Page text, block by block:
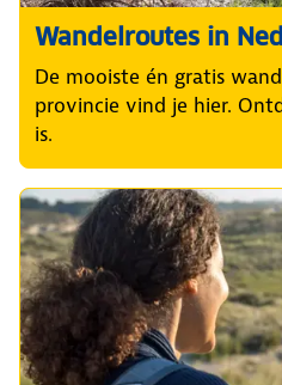
Wandelroutes in
De mooiste én gratis
provincie vind je hier.
is.